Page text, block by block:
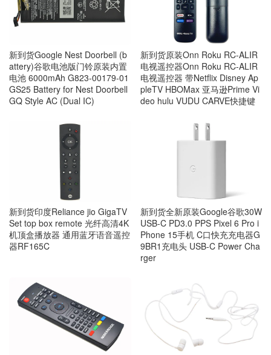
新到货Google Nest Doorbell (b
attery)谷歌电池版门铃原装内置
电池 6000mAh G823-00179-01
GS25 Battery for Nest Doorbell
GQ Style AC (Dual IC)
新到货原装Onn Roku RC-ALIR
电视遥控器Onn Roku RC-ALIR
电视遥控器 带Netflix Disney Ap
pleTV HBOMax 亚马逊Prime Vi
deo hulu VUDU CARVE快捷键
新到货印度Reliance jio GigaTV
Set top box remote 光纤高清4K
机顶盒播放器 通用蓝牙语音遥控
器RF165C
新到货全新原装Google谷歌30W
USB-C PD3.0 PPS Pixel 6 Pro i
Phone 15手机 C口快充充电器G
9BR1充电头 USB-C Power Cha
rger